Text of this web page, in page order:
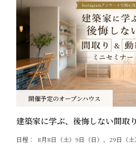
開催予定のオープンハウス
建築家に学ぶ、後悔しない間取
日程：
8月8日（土）9日（日）、29日（土